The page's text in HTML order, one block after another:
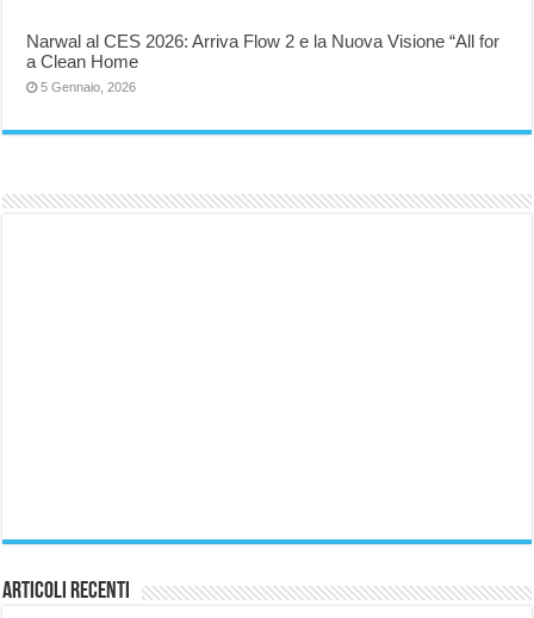
Narwal al CES 2026: Arriva Flow 2 e la Nuova Visione “All for
a Clean Home
5 Gennaio, 2026
Articoli Recenti